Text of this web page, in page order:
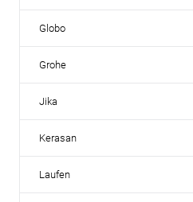
Globo
Grohe
Jika
Kerasan
Laufen